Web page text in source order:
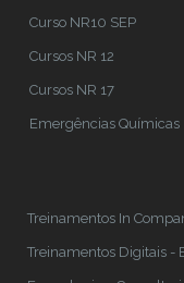
Curso NR10 SEP
Cursos NR 12
Cursos NR 17
Emergências Químicas
Treinamentos In
Treinamentos Digitais -